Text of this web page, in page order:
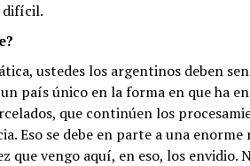
difícil.
ustedes los argentinos deben
país único en la forma en que ha
que continúen los
Eso se debe en parte a una
que vengo aquí, en eso, los